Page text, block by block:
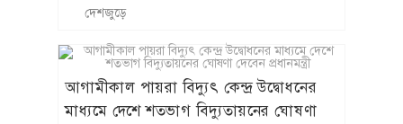
দেশজুড়ে
আগামীকাল পায়রা বিদ্যুৎ কেন্দ্র উদ্বোধনের
মাধ্যমে দেশে শতভাগ বিদ্যুতায়নের ঘোষণা